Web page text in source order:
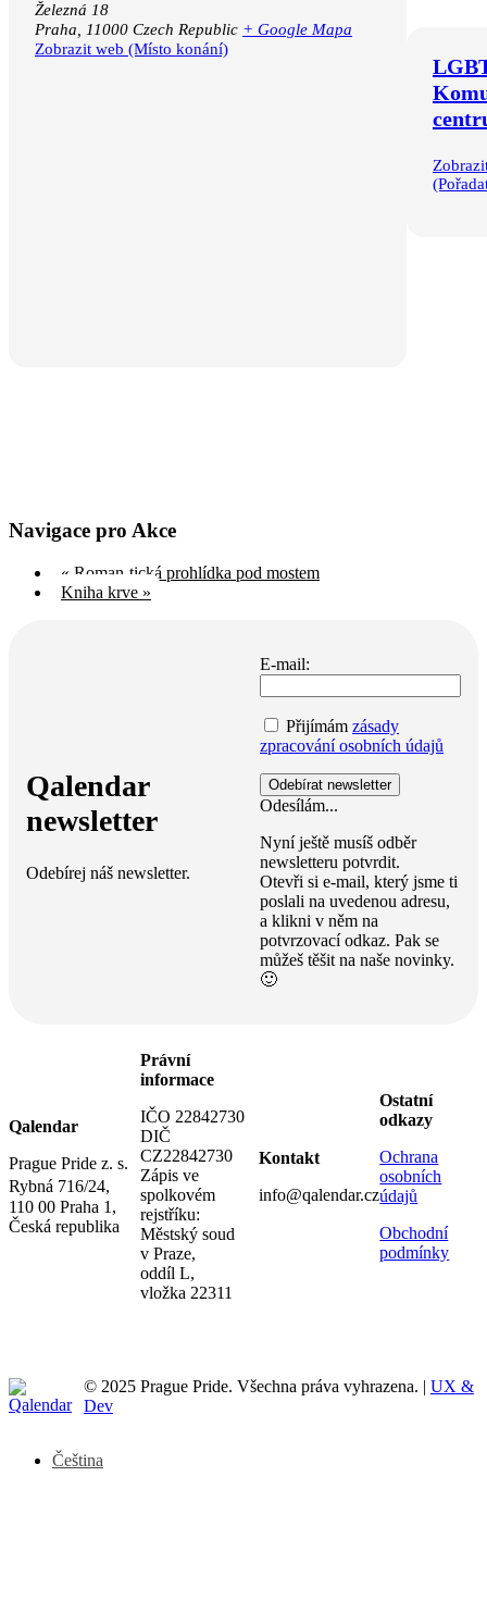
Železná 18
Praha, 11000 Czech Republic + Google Mapa
Zobrazit web (Místo konání)
Navigace pro Akce
« Roman-tická prohlídka pod mostem
Kniha krve »
Qalendar
newsletter
Odebírej náš newsletter.
E-mail:
Přijímám zásady
zpracování osobních údajů
Odesílám...
Nyní ještě musíš odběr
newsletteru potvrdit.
Otevři si e-mail, který jsme ti
poslali na uvedenou adresu,
a klikni v něm na
potvrzovací odkaz. Pak se
můžeš těšit na naše novinky.
🙂
Qalendar
Prague Pride z. s.
Rybná 716/24,
110 00 Praha 1,
Česká republika
Právní
informace
IČO 22842730
DIČ
CZ22842730
Zápis ve
spolkovém
rejstříku:
Městský soud
v Praze,
oddíl L,
vložka 22311
Kontakt
info@qalendar.cz
Ostatní
odkazy
Ochrana
osobních
údajů
Obchodní
podmínky
© 2025 Prague Pride. Všechna práva vyhrazena. | UX &
Dev
Čeština